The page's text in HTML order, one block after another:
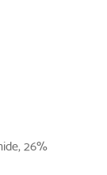
26%